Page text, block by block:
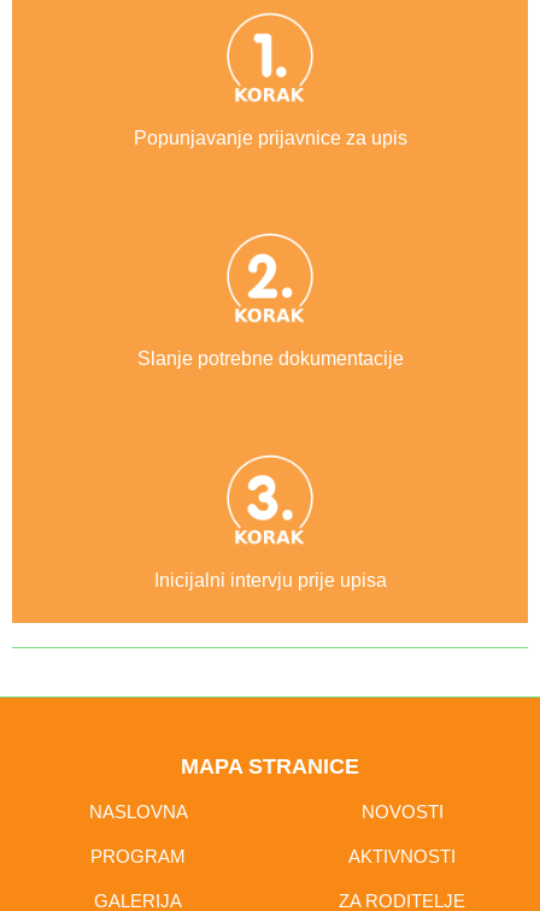
Popunjavanje prijavnice za upis
Slanje potrebne dokumentacije
Inicijalni intervju prije upisa
MAPA STRANICE
NASLOVNA NOVOSTI
PROGRAM AKTIVNOSTI
GALERIJA ZA RODITELJE